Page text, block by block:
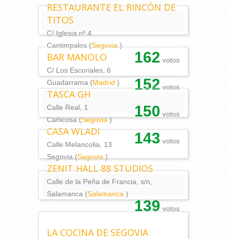
RESTAURANTE EL RINCÓN DE
TITOS
C/ Iglesia nº 4
Cantimpalos (Segovia )
162 votos
BAR MANOLO
C/ Los Escoriales, 6
Guadarrama (Madrid ) 152votos
TASCA GH
Calle Real, 1
Cañicosa (Segovia ) 150 votos
CASA WLADI
Calle Melancolia, 13
Segovia (Segovia )
143 votos
ZENIT HALL 88 STUDIOS
Calle de la Peña de Francia, s/n,
Salamanca (Salamanca )
139 votos
LA COCINA DE SEGOVIA